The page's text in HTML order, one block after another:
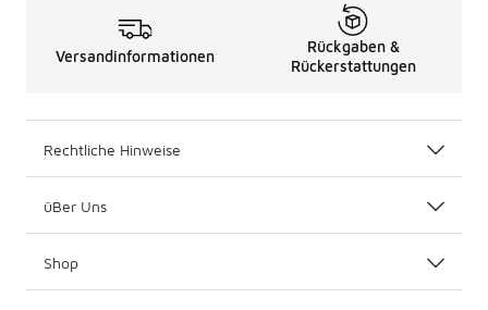
Versandinformationen
Rückgaben &
Rückerstattungen
Rechtliche Hinweise
üBer Uns
Shop